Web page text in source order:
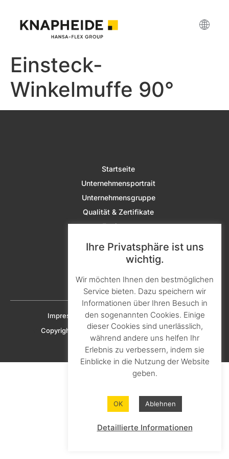
Einsteck-
Winkelmuffe 90°
Startseite
Unternehmensportrait
Unternehmensgruppe
Qualität & Zertifikate
Fertigung
Aktuelles & Presse
Downloads
Impressum DatenschutzCookie-Richtlinien
Copyright © 2023 KNAPHEIDE SOLUTIONS GmbH
Ihre Privatsphäre ist uns
wichtig.
Wir möchten Ihnen den bestmöglichen
Service bieten. Dazu speichern wir
Informationen über Ihren Besuch in
den sogenannten Cookies. Einige
dieser Cookies sind unerlässlich,
während andere uns helfen Ihr
Erlebnis zu verbessern, indem sie
Einblicke in die Nutzung der Website
geben.
OK Ablehnen
Detaillierte Informationen